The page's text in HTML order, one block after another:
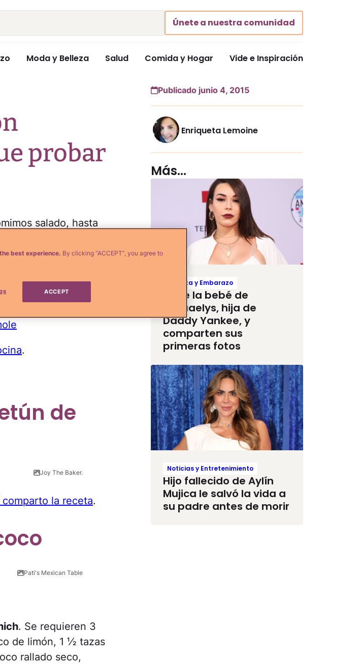
Únete a nuestra comunidad
Moda y Belleza Salud Comida y Hogar Vide e Inspiración
probar
salado, hasta
te tiene que
los autores,
. Y prepárate que la
.
de
Joy The Baker.
la receta.
Pati's Mexican Table
. Se requieren 3
de limón, 1 ½ tazas
rallado seco,
Publicado junio 4, 2015
Enriqueta Lemoine
Más...
Crianza y Embarazo
Nace la bebé de
Jesaaelys, hija de
Daddy Yankee, y
comparten sus
primeras fotos
Noticias y Entretenimiento
Hijo fallecido de Aylín
Mujica le salvó la vida a
su padre antes de morir
best experience. By clicking “ACCEPT”, you agree to
ACCEPT